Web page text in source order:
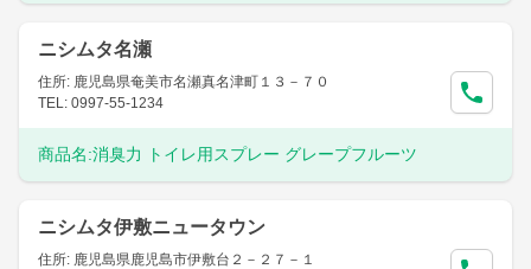
ニシムタ名瀬
住所: 鹿児島県奄美市名瀬真名津町１３－７０
TEL: 0997-55-1234
商品名:消臭力 トイレ用スプレー グレープフルーツ
ニシムタ伊敷ニュータウン
住所: 鹿児島県鹿児島市伊敷台２－２７－１